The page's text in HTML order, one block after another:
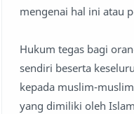
mengenai hal ini atau
Hukum tegas bagi
sendiri beserta
kepada muslim-
yang dimiliki oleh